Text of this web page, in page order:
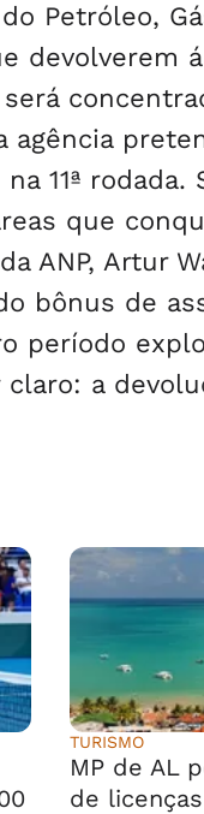
Petróleo,
devolverem
agência
11ª
que
ANP, Artur
bônus de
período
a
TURISMO
MP de AL
de